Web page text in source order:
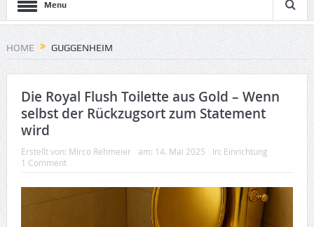
Menu
HOME GUGGENHEIM
Die Royal Flush Toilette aus Gold – Wenn
selbst der Rückzugsort zum Statement
wird
Erstellt von: Mirco Rehmeier am: 14. Mai 2025 In: Einrichtung
1 Comment